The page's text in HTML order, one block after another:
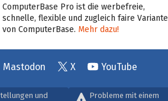
ComputerBase Pro ist die werbefreie,
schnelle, flexible und zugleich faire Variante
von ComputerBase. Mehr dazu!
Mastodon X YouTube
und
Probleme mit einem